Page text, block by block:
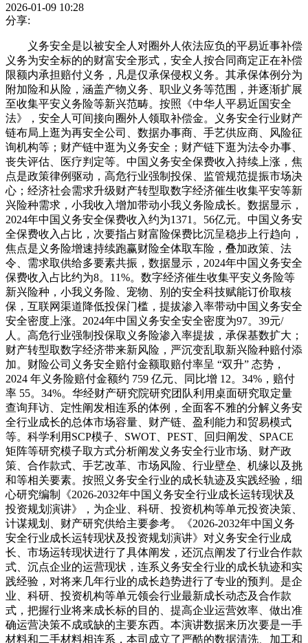
2026-01-09 10:28
分享:
义务安全是以被安全人对圈外人依法应负的平易近事补偿
义务为安全标的的财富安全形式，安全人按合同商定正在补偿
限额内承担赔付义务，凡是仅承保侵权义务。其承保体例分为
附加险和从险，涵盖产物义务、职业义务等范围，并逐渐扩展
至收集平安义务险等新兴范畴。按照《中华人平易近国安全
法》，安全人可间接向圈外人领取补偿金。义务安全行业财产
链布局上逛为再安全公司、数据办事商、手艺供应商、风险征
询机构等；财产链中逛为义务安全；财产链下逛为法令办事、
丧失评估、医疗判定等。中国义务安全保费收入持续上涨，焦
点是政策律例驱动，高危行业强制投保、监管规范提振市场决
心；经济社会需求升级财产转型取数字经济催生收集平安等新
兴险种需求，小我收入增加带动小我义务险成长。数据显示，
2024年中国义务安全保费收入约为1371。56亿元。中国义务安
全保费收入占比，次要指占财富险保费比沉呈稳步上行趋向，
焦点是义务险增速持续跑赢财险全体取车险，叠加政策、法
令、需求取供给多要素共振，数据显示，2024年中国义务安全
保费收入占比约为8。11%。数字经济催生收集平安义务险等
新兴险种，小我义务险、宠物、别的安全科技赋能订价取核
保，互联网渠道降低投保门槛，提拔渗入率带动中国义务安全
安全密度上涨。2024年中国义务安全安全密度为97。39元/
人。高危行业强制投保取义务险渗入率提拔，承保基数扩大；
财产转型取数字经济带来新风险，严沉变乱取新兴险种赔付添
加。财险公司义务安全赔付金额取赔付率呈 “双升” 态势，
2024 年义务险赔付金额约 759 亿元、同比增 12。34%，赔付
率 55。34%。华经财产研究院研究团队利用桌面研究取定量
查询拜访、定性阐发相连系的体例，全面客不雅的分解义务安
全行业成长的总体市场容量、财产链、盈利能力和贸易模式
等。科学利用SCP模子、SWOT、PEST、回归阐发、SPACE
矩阵等研究模子取方式分析阐发义务安全行业市场、财产政
策、合作款式、手艺改革、市场风险、行业壁垒、机缘以及挑
和等相关要素。按照义务安全行业的成长轨迹及实践经验，细
心研究编制《2026-2032年中国义务安全行业成长运转现状及
投资规划演讲》，为企业、科研、投资机构等单元投资决策、
计谋规划、财产研究供给主要参考。《2026-2032年中国义务
安全行业成长运转现状及投资规划演讲》对义务安全行业成
长、市场运转现状进行了具体阐发，还沉点阐发了行业合作款
式、沉点企业的运营现状，连系义务安全行业的成长轨迹和实
践经验，对将来几年行业的成长趋势进行了专业的预判。是企
业、科研、投资机构等单元领会行业最新成长动态及合作款
式，把握行业将来成长标的目的、提高企业运营效率、做出准
确运营决策不成或缺的主要东西。本演讲数据来历次要是一手
材料和二手材料相连系，本司成立了严酷的数据清洗、加工和